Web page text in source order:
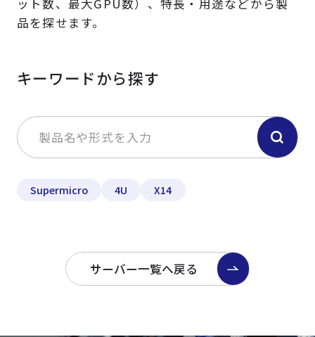
品を探せます。
キーワードから探す
Supermicro 4U X14
サーバー一覧へ戻る